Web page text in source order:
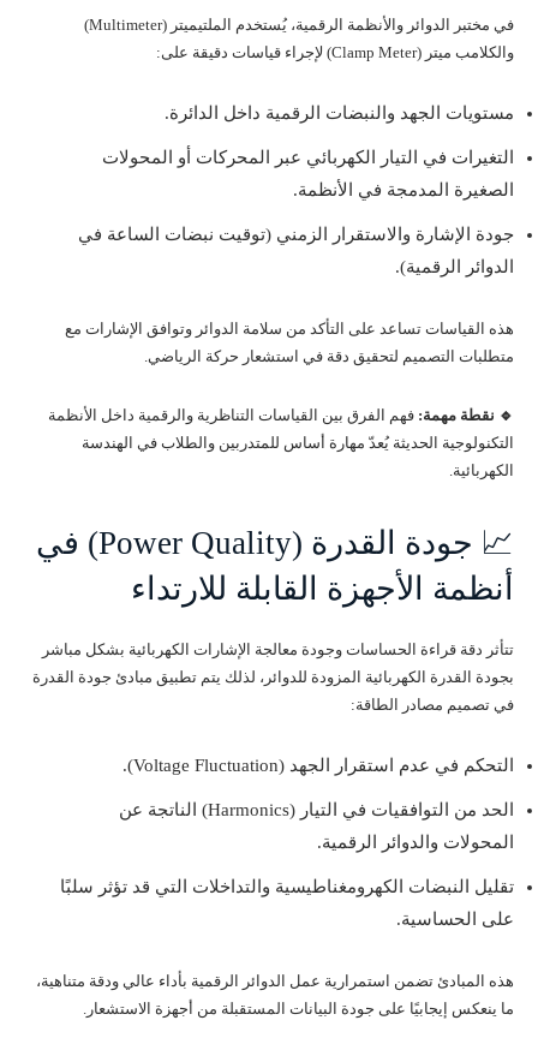
في مختبر الدوائر والأنظمة الرقمية، يُستخدم الملتيميتر (Multimeter)
والكلامب ميتر (Clamp Meter) لإجراء قياسات دقيقة على:
مستويات الجهد والنبضات الرقمية داخل الدائرة.
التغيرات في التيار الكهربائي عبر المحركات أو المحولات
الصغيرة المدمجة في الأنظمة.
جودة الإشارة والاستقرار الزمني (توقيت نبضات الساعة في
الدوائر الرقمية).
هذه القياسات تساعد على التأكد من سلامة الدوائر وتوافق الإشارات مع
متطلبات التصميم لتحقيق دقة في استشعار حركة الرياضي.
🔹 نقطة مهمة: فهم الفرق بين القياسات التناظرية والرقمية داخل الأنظمة
التكنولوجية الحديثة يُعدّ مهارة أساس للمتدربين والطلاب في الهندسة
الكهربائية.
📈 جودة القدرة (Power Quality) في
أنظمة الأجهزة القابلة للارتداء
تتأثر دقة قراءة الحساسات وجودة معالجة الإشارات الكهربائية بشكل مباشر
بجودة القدرة الكهربائية المزودة للدوائر، لذلك يتم تطبيق مبادئ جودة القدرة
في تصميم مصادر الطاقة:
التحكم في عدم استقرار الجهد (Voltage Fluctuation).
الحد من التوافقيات في التيار (Harmonics) الناتجة عن
المحولات والدوائر الرقمية.
تقليل النبضات الكهرومغناطيسية والتداخلات التي قد تؤثر سلبًا
على الحساسية.
هذه المبادئ تضمن استمرارية عمل الدوائر الرقمية بأداء عالي ودقة متناهية،
ما ينعكس إيجابيًا على جودة البيانات المستقبلة من أجهزة الاستشعار.